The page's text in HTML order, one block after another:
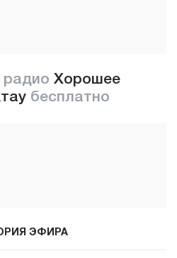
радио Хорошее
бесплатно
ЭФИРА